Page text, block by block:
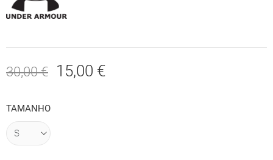
30,00 € 15,00 €
TAMANHO